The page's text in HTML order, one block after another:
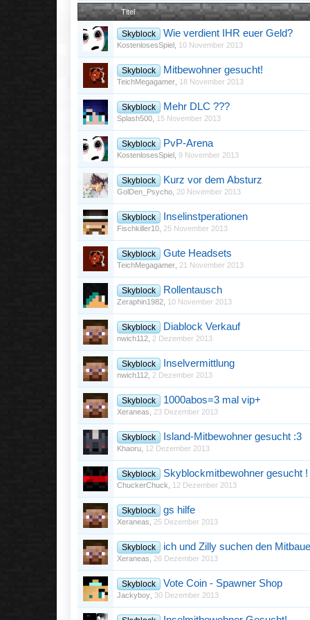
Titel
Skyblock Wie verdient IHR euer Geld?
KostenlosesSpiel 10 November 2013
Skyblock Mitbewohner gesucht!
TeichMegagamer 18 November 2013
Skyblock Mehr DLC ???
Splash500 15 November 2013
Skyblock PvP-Arena
KostenlosesSpiel 9 November 2013
Skyblock Kurz vor dem Absturz
GolDen_Psycho 20 November 2013
Skyblock Inselinstperationen
Fischkiller10 25 November 2013
Skyblock Gute Headsets
TeichMegagamer 21 November 2013
Skyblock Rollentausch
Zeraphin1982 10 November 2013
Skyblock Diablock Verkauf
nwich112 2 Dezember 2013
Skyblock Inselvermittlung
nwich112 2 Dezember 2013
Skyblock 1000abos=3 mal vip+
Xeraneas 23 Dezember 2013
Skyblock Island-Mitbewohner gesucht :3
Khaoru 12 Dezember 2013
Skyblock Skyblockmitbewohner gesucht !
ChuckerChuck 12 Dezember 2013
Skyblock gs hilfe
Xeraneas 25 Dezember 2013
Skyblock ich und Zilly suchen den
Xeraneas 26 Dezember 2013
Skyblock Vote Coin - Spawner Shop
Jackyboy 30 Dezember 2013